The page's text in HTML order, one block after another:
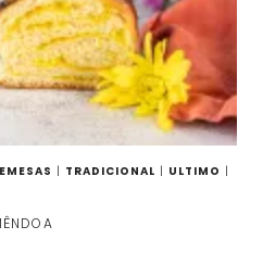
| TRADICIONAL | ULTIMO |